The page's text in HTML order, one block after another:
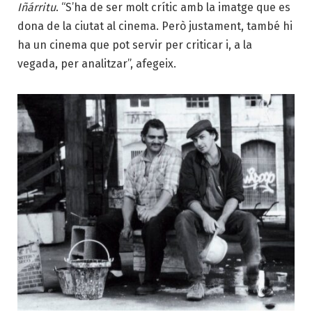
Iñárritu. “S’ha de ser molt crític amb la imatge que es
dona de la ciutat al cinema. Però justament, també hi
ha un cinema que pot servir per criticar i, a la
vegada, per analitzar”, afegeix.